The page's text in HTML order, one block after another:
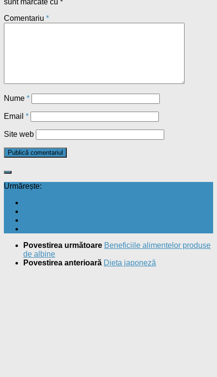
sunt marcate cu *
Comentariu *
Nume *
Email *
Site web
Urmărește:
Povestirea următoare Beneficiile alimentelor produse
de albine
Povestirea anterioară Dieta japoneză